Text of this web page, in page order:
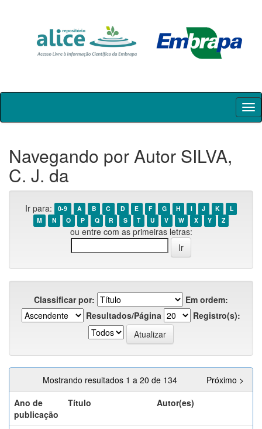
Skip
Navegando por Autor SILVA,
C. J. da
Ir para: 0-9 A B C D E F G H I J K
L
M
N O P Q R S T U V W X Y Z
ou entre com as primeiras letras:
Classificar por:
Em ordem:
Resultados/Página
Registro(s):
Mostrando resultados 1 a 20 de 134
Próximo >
Ano de
publicação
Título Autor(es)